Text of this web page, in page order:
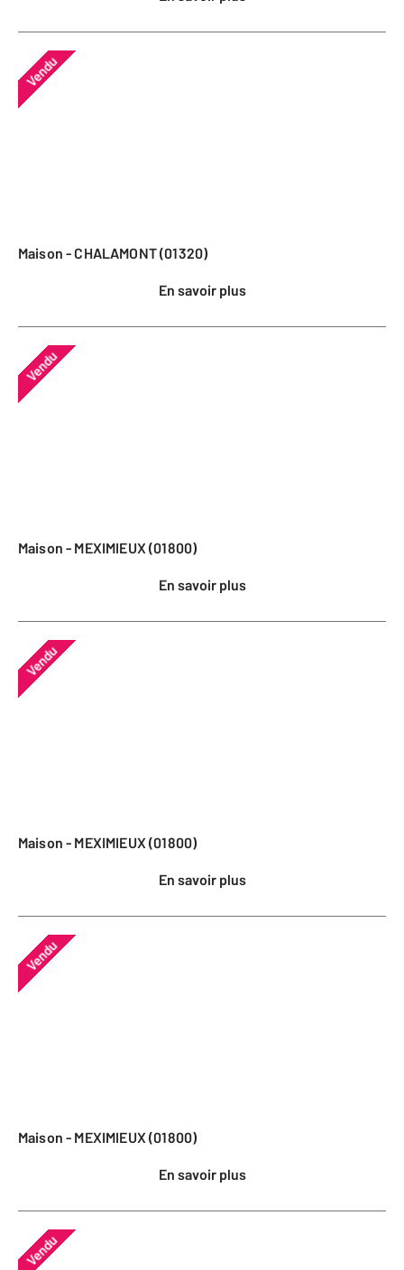
Vendu
Maison - CHALAMONT (01320)
En savoir plus
Vendu
Maison - MEXIMIEUX (01800)
En savoir plus
Vendu
Maison - MEXIMIEUX (01800)
En savoir plus
Vendu
Maison - MEXIMIEUX (01800)
En savoir plus
Vendu